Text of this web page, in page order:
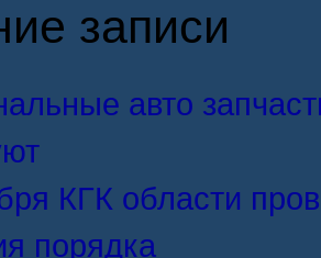
записи
авто
КГК области
порядка